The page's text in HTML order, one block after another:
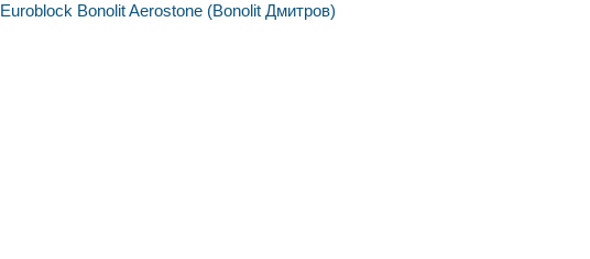
Euroblock BonolitAerostone (Bonolit Дмитров)